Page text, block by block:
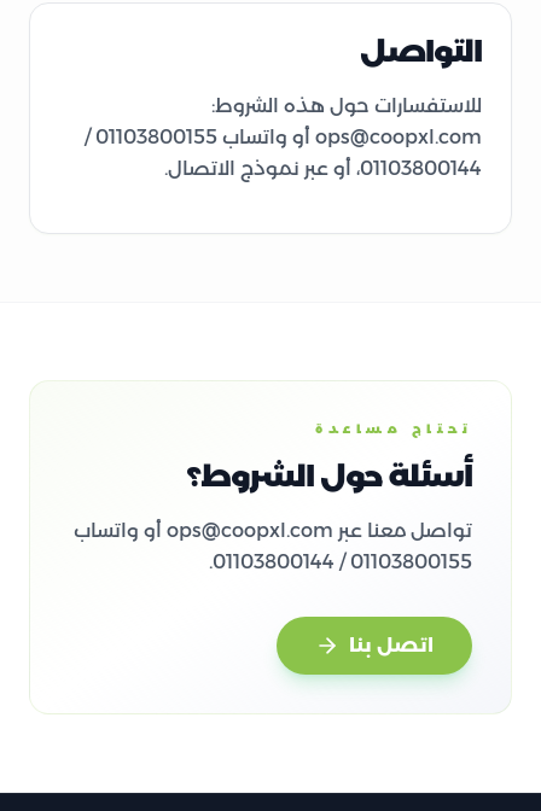
التواصل
للاستفسارات حول هذه الشروط:
ops@coopxl.com أو واتساب 01103800155 /
01103800144، أو عبر نموذج الاتصال.
تحتاج مساعدة
أسئلة حول الشروط؟
تواصل معنا عبر ops@coopxl.com أو واتساب
01103800155 / 01103800144.
اتصل بنا